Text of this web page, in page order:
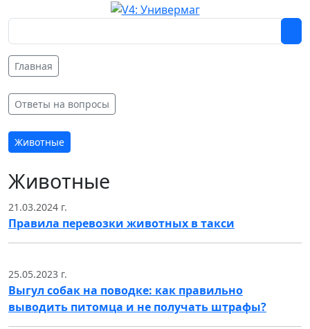
Главная
Ответы на вопросы
Животные
Животные
21.03.2024 г.
Правила перевозки животных в такси
25.05.2023 г.
Выгул собак на поводке: как правильно
выводить питомца и не получать штрафы?